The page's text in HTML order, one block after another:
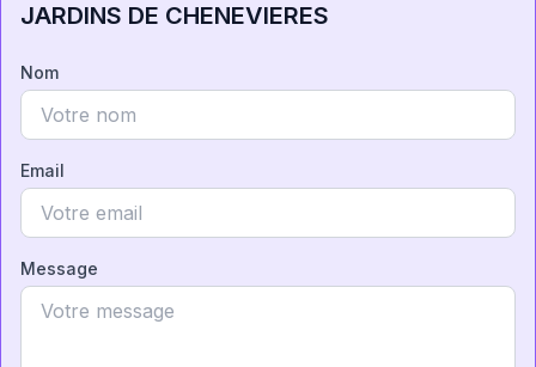
JARDINS DE CHENEVIERES
Nom
Email
Message